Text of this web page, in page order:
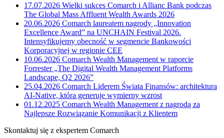
17.07.2026 Wielki sukces Comarch i Allianc Bank podczas
The Global Mass Affluent Wealth Awards 2026
20.06.2026 Comarch laureatem nagrody „Innovation
Excellence Award” na UNCHAIN Festival 2026.
Intensyfikujemy obecność w segmencie Bankowości
Korporacyjnej w regionie CEE
10.06.2026 Comarch Wealth Management w raporcie
Forrester „The Digital Wealth Management Platforms
Landscape, Q2 2026”
25.04.2026 Comarch Liderem Świata Finansów: architektura
AI-Native, która generuje wymierny wzrost
01.12.2025 Comarch Wealth Management z nagrodą za
Najlepsze Rozwiązanie Komunikacji z Klientem
Skontaktuj się z ekspertem Comarch